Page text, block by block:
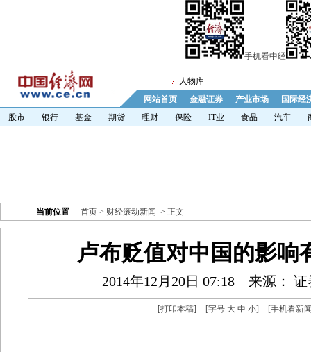
手机看中经
人物库
网站首页
金融证券 产业市场
国际经
股市
银行 基金 期货 理财 保险 IT业 食品 汽车
当前位置 首页 > 财经滚动新闻 > 正文
卢布贬值对中国的影响
2014年12月20日 07:18 来源：
[打印本稿] [字号 大 中 小] [手机看新